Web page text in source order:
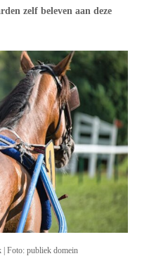
zelf beleven aan deze
| Foto: publiek domein